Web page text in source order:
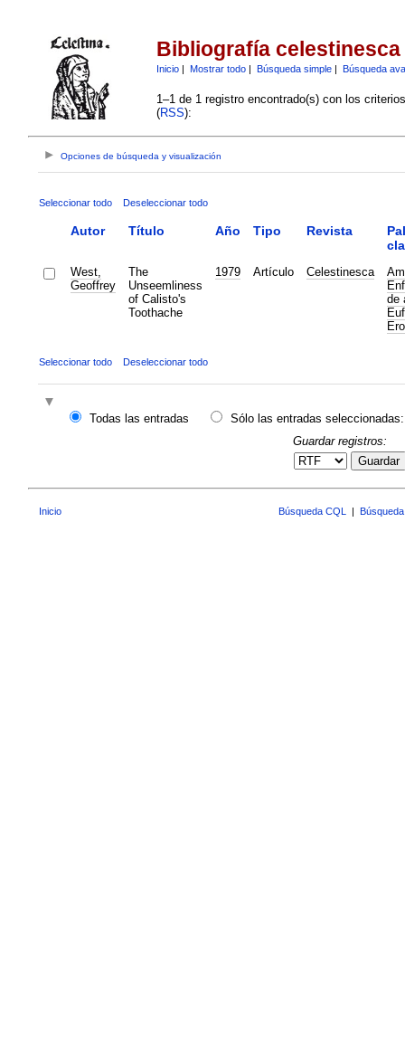
Bibliografía celestinesca
Inicio| Mostrar todo| Búsqueda simple| Búsqueda
1–1 de 1 registro encontrado(s) con los
(RSS):
Opciones de búsqueda y visualización
Seleccionar todo Deseleccionar todo
Autor Título Año Tipo Revista
West,
Geoffrey
The
Unseemliness
of Calisto's
Toothache
1979 Artículo Celestinesca
de
Seleccionar todo Deseleccionar todo
Todas las entradas
Sólo las entradas seleccionadas:
Guardar registros:
Guardar
Inicio Búsqueda CQL